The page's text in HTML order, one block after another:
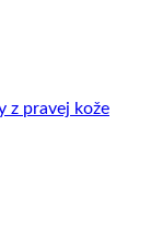
z pravej kože